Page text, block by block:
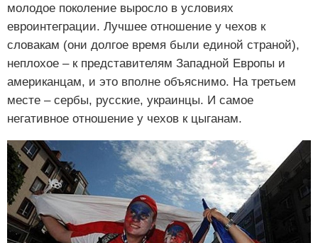
молодое поколение выросло в условиях
евроинтеграции. Лучшее отношение у чехов к
словакам (они долгое время были единой страной),
неплохое – к представителям Западной Европы и
американцам, и это вполне объяснимо. На третьем
месте – сербы, русские, украинцы. И самое
негативное отношение у чехов к цыганам.